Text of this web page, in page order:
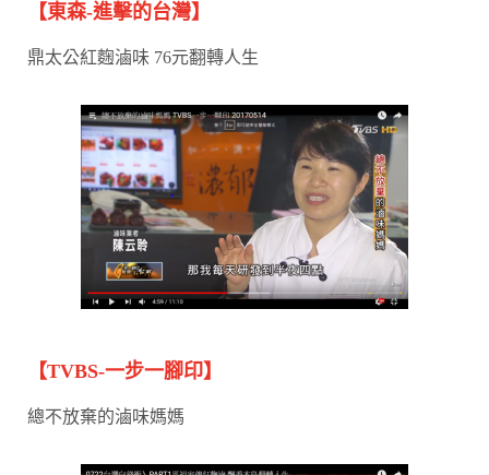
【東森-進擊的台灣】
鼎太公紅麴滷味 76元翻轉人生
【TVBS-一步一腳印】
總不放棄的滷味媽媽